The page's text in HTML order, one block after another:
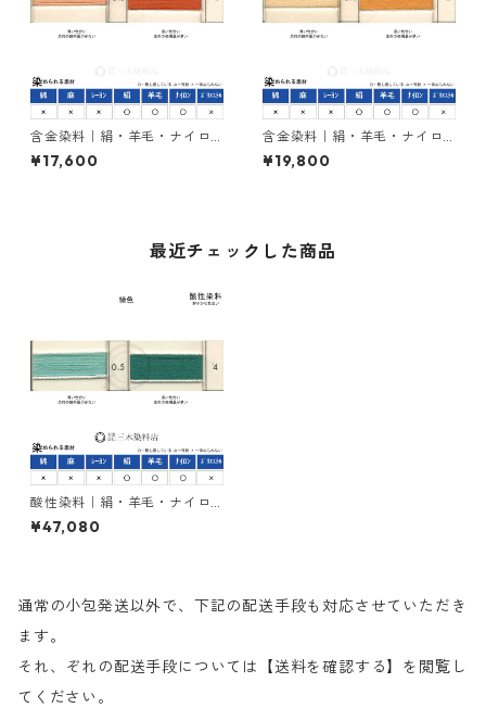
含金染料｜絹・羊毛・ナイロ
ンを染める｜1kg｜カヤカラン
オレンヂＲＬ（赤みの橙色）
¥17,600
含金染料｜絹・羊毛・ナイロ
ンを染める｜1kg｜アシッドメ
タルオレンヂＣＹ（橙色）
¥19,800
最近チェックした商品
酸性染料｜絹・羊毛・ナイロ
ンを染める｜1kg｜カヤノール
ミーリンググリン5GW（緑
¥47,080
通常の小包発送以外で、下記の配送手段も対応させていただき
ます。
それ、ぞれの配送手段については【送料を確認する】を閲覧し
てください。